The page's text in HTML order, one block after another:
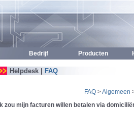
Bedrijf Producten
Helpdesk | FAQ
FAQ >Algemeen
Ik zou mijn facturen willen betalen via